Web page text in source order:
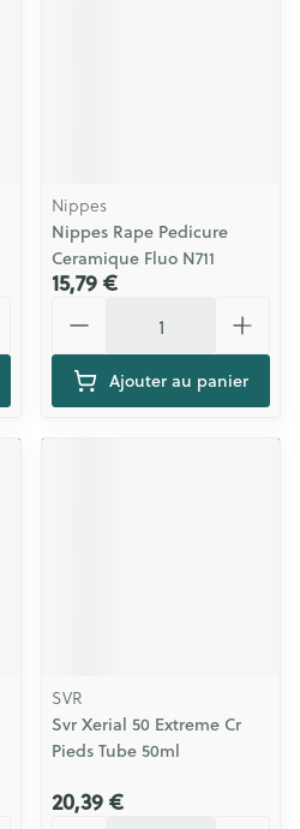
Nippes
Nippes Rape Pedicure
Ceramique Fluo N711
15,79 €
Ajouter au panier
SVR
Svr Xerial 50 Extreme Cr
Pieds Tube 50ml
20,39 €